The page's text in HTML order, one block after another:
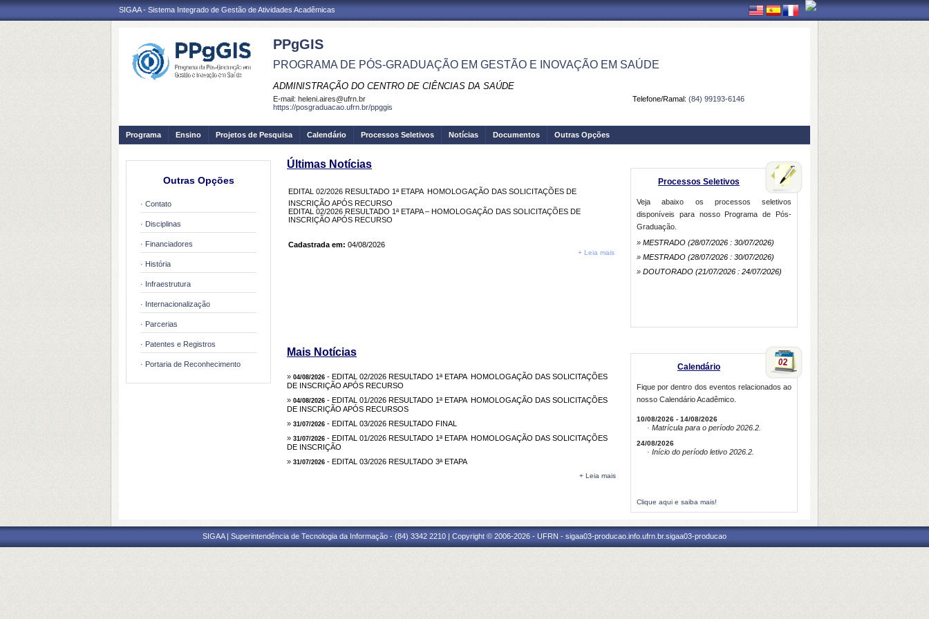
SIGAA - Sistema Integrado de Gestão de Atividades Acadêmicas
PPgGIS
PROGRAMA DE PÓS-GRADUAÇÃO EM GESTÃO E INOVAÇÃO EM SAÚDE
ADMINISTRAÇÃO DO CENTRO DE CIÊNCIAS DA SAÚDE
Telefone/Ramal: (84) 99193-6146
E-mail: heleni.aires@ufrn.br
https://posgraduacao.ufrn.br/ppggis
Programa Ensino Projetos de Pesquisa Calendário Processos Seletivos Notícias Documentos Outras Opções
Outras Opções
· Contato
· Disciplinas
· Financiadores
· História
· Infraestrutura
· Internacionalização
· Parcerias
· Patentes e Registros
· Portaria de Reconhecimento
Últimas Notícias
EDITAL 02/2026 RESULTADO 1ª ETAPA  HOMOLOGAÇÃO DAS SOLICITAÇÕES DE
INSCRIÇÃO APÓS RECURSO
EDITAL 02/2026 RESULTADO 1ª ETAPA – HOMOLOGAÇÃO DAS SOLICITAÇÕES DE
INSCRIÇÃO APÓS RECURSO
Cadastrada em: 04/08/2026
+ Leia mais
Mais Notícias
» 04/08/2026 - EDITAL 02/2026 RESULTADO 1ª ETAPA  HOMOLOGAÇÃO DAS SOLICITAÇÕES
DE INSCRIÇÃO APÓS RECURSO
» 04/08/2026 - EDITAL 01/2026 RESULTADO 1ª ETAPA  HOMOLOGAÇÃO DAS SOLICITAÇÕES
DE INSCRIÇÃO APÓS RECURSOS
» 31/07/2026 - EDITAL 03/2026 RESULTADO FINAL
» 31/07/2026 - EDITAL 01/2026 RESULTADO 1ª ETAPA  HOMOLOGAÇÃO DAS SOLICITAÇÕES
DE INSCRIÇÃO
» 31/07/2026 - EDITAL 03/2026 RESULTADO 3ª ETAPA
+ Leia mais
Processos Seletivos
Veja abaixo os processos seletivos
disponíveis para nosso Programa de Pós-
Graduação.
» MESTRADO (28/07/2026 : 30/07/2026)
» MESTRADO (28/07/2026 : 30/07/2026)
» DOUTORADO (21/07/2026 : 24/07/2026)
Calendário
Fique por dentro dos eventos relacionados ao
nosso Calendário Acadêmico.
10/08/2026 - 14/08/2026
· Matrícula para o período 2026.2.
24/08/2026
· Início do período letivo 2026.2.
Clique aqui e saiba mais!
SIGAA | Superintendência de Tecnologia da Informação - (84) 3342 2210 | Copyright © 2006-2026 - UFRN - sigaa03-producao.info.ufrn.br.sigaa03-producao